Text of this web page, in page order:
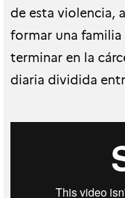
de esta violencia,
formar una familia
terminar en la
diaria dividida